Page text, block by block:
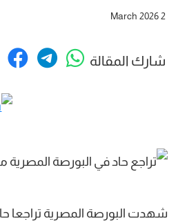
2 March 2026
شارك المقالة
شهدت البورصة المصرية تراجعا